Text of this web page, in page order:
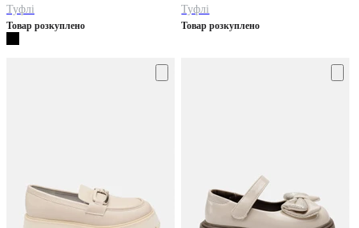
Туфлі
Товар розкуплено
Туфлі
Товар розкуплено